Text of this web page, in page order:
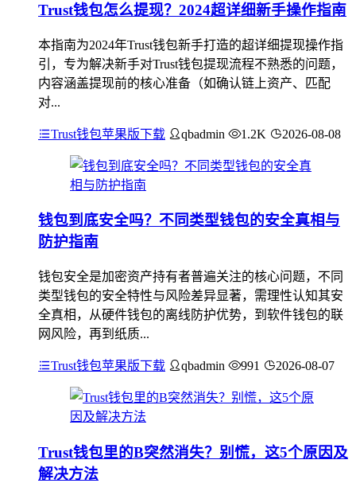
Trust钱包怎么提现？2024超详细新手操作指南
本指南为2024年Trust钱包新手打造的超详细提现操作指
引，专为解决新手对Trust钱包提现流程不熟悉的问题，
内容涵盖提现前的核心准备（如确认链上资产、匹配
对...
Trust钱包苹果版下载 qbadmin 1.2K 2026-08-08
钱包到底安全吗？不同类型钱包的安全真相与
防护指南
钱包安全是加密资产持有者普遍关注的核心问题，不同
类型钱包的安全特性与风险差异显著，需理性认知其安
全真相，从硬件钱包的离线防护优势，到软件钱包的联
网风险，再到纸质...
Trust钱包苹果版下载 qbadmin 991 2026-08-07
Trust钱包里的B突然消失？别慌，这5个原因及
解决方法